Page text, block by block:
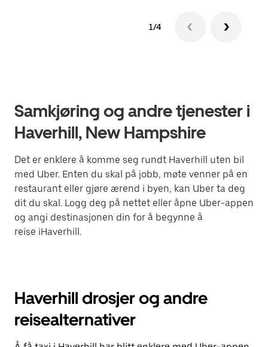
1/4
Samkjøring og andre tjenester i
Haverhill, New Hampshire
Det er enklere å komme seg rundt Haverhill uten bil
med Uber. Enten du skal på jobb, møte venner på en
restaurant eller gjøre ærend i byen, kan Uber ta deg
dit du skal. Logg deg på nettet eller åpne Uber-appen
og angi destinasjonen din for å begynne å
reise iHaverhill.
Haverhill drosjer og andre
reisealternativer